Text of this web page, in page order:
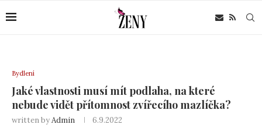
Bydlení
Jaké vlastnosti musí mít podlaha, na které
nebude vidět přítomnost zvířecího mazlíčka?
written byAdmin 6.9.2022